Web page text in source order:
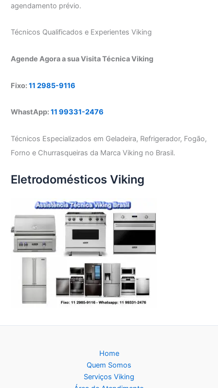
agendamento prévio.
Técnicos Qualificados e Experientes Viking
Agende Agora a sua Visita Técnica Viking
Fixo:11 2985-9116
WhastApp:11 99331-2476
Técnicos Especializados em Geladeira, Refrigerador, Fogão,
Forno e Churrasqueiras da Marca Viking no Brasil.
Eletrodomésticos Viking
Home
Quem Somos
Serviços Viking